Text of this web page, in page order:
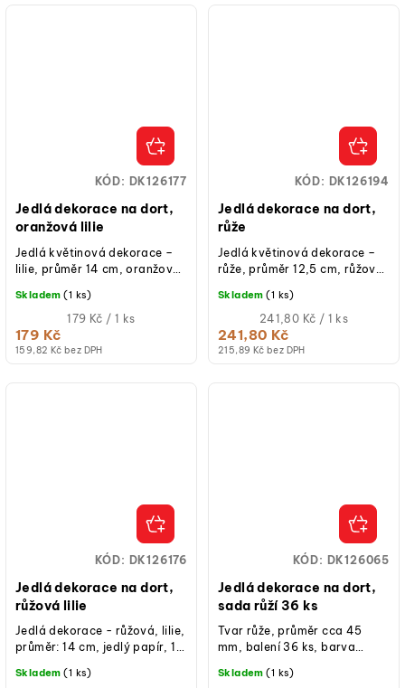
Jedlá dekorace na dort,
oranžová lilie
159,82 Kč bez DPH
179 Kč
Měrná
179 Kč / 1 ks
Skladem (1 ks)
Jedlá květinová dekorace –
lilie, průměr 14 cm, oranžová
použití na dorty, řezy a...
KÓD: DK126177
Jedlá dekorace na dort,
růže
215,89 Kč bez DPH
241,80 Kč
Měrná
cena:
241,80 Kč / 1 ks
Skladem (1 ks)
Jedlá květinová dekorace –
růže, průměr 12,5 cm, růžová
použití na dorty, řezy i...
KÓD: DK126194
Jedlá dekorace na dort,
růžová lilie
Skladem (1 ks)
Jedlá dekorace - růžová, lilie,
průměr: 14 cm, jedlý papír, 1
a cupcakes.
KÓD: DK126176
Jedlá dekorace na dort,
sada růží 36 ks
Skladem (1 ks)
Tvar růže, průměr cca 45
mm, balení 36 ks, barva
pro zdobení dortů a dezertů.
KÓD: DK126065